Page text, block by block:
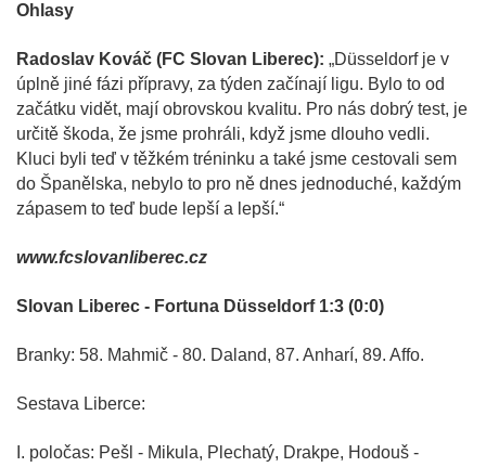
Ohlasy
Radoslav Kováč (FC Slovan Liberec): „Düsseldorf je v
úplně jiné fázi přípravy, za týden začínají ligu. Bylo to od
začátku vidět, mají obrovskou kvalitu. Pro nás dobrý test, je
určitě škoda, že jsme prohráli, když jsme dlouho vedli.
Kluci byli teď v těžkém tréninku a také jsme cestovali sem
do Španělska, nebylo to pro ně dnes jednoduché, každým
zápasem to teď bude lepší a lepší.“
www.fcslovanliberec.cz
Slovan Liberec - Fortuna Düsseldorf 1:3 (0:0)
Branky: 58. Mahmič - 80. Daland, 87. Anharí, 89. Affo.
Sestava Liberce:
I. poločas: Pešl - Mikula, Plechatý, Drakpe, Hodouš -